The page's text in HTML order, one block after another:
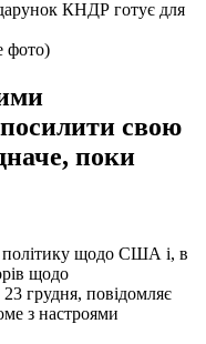
фото)
посилити свою
поки
щодо США і, в
щодо
грудня, повідомляє
з настроями